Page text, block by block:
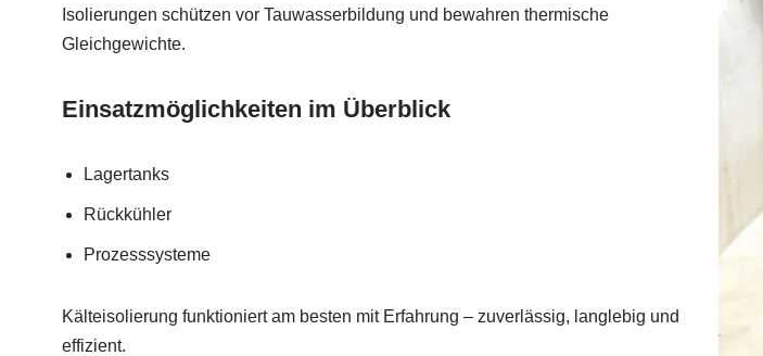
Isolierungen schützen vor Tauwasserbildung und bewahren thermische
Gleichgewichte.
Einsatzmöglichkeiten im Überblick
Lagertanks
Rückkühler
Prozesssysteme
Kälteisolierung funktioniert am besten mit Erfahrung – zuverlässig, langlebig und
effizient.